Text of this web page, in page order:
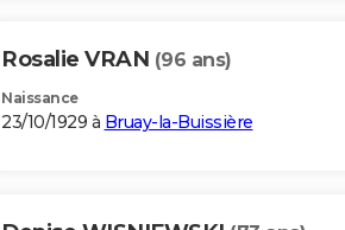
Rosalie VRAN (96 ans)
Naissance
23/10/1929 à Bruay-la-Buissière